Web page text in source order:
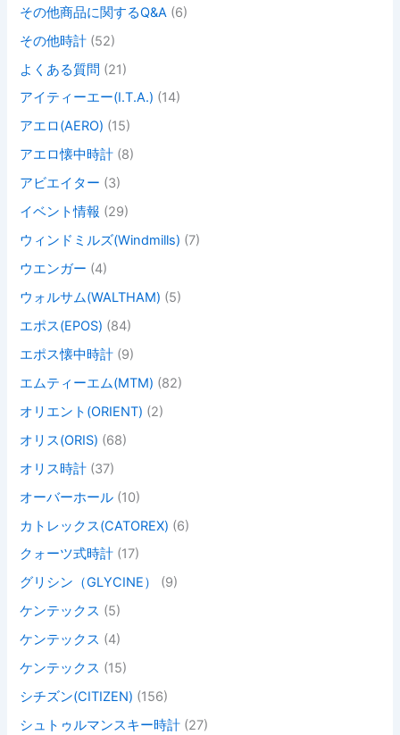
その他商品に関するQ&A (6)
その他時計 (52)
よくある質問 (21)
アイティーエー(I.T.A.) (14)
アエロ(AERO) (15)
アエロ懐中時計 (8)
アビエイター (3)
イベント情報 (29)
ウィンドミルズ(Windmills) (7)
ウエンガー (4)
ウォルサム(WALTHAM) (5)
エポス(EPOS) (84)
エポス懐中時計 (9)
エムティーエム(MTM) (82)
オリエント(ORIENT) (2)
オリス(ORIS) (68)
オリス時計 (37)
オーバーホール (10)
カトレックス(CATOREX) (6)
クォーツ式時計 (17)
グリシン（GLYCINE）
(9)
ケンテックス (5)
ケンテックス (4)
ケンテックス (15)
シチズン(CITIZEN) (156)
シュトゥルマンスキー時計 (27)